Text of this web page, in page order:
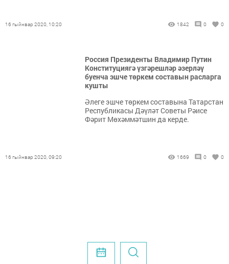
16 гыйнвар 2020, 10:20 1842 0 0
Россия Президенты Владимир Путин
Конституциягә үзгәрешләр әзерләү
буенча эшче төркем составын расларга
кушты
Әлеге эшче төркем составына Татарстан
Республикасы Дәүләт Советы Рәисе
Фәрит Мөхәммәтшин да керде.
16 гыйнвар 2020, 09:20 1669 0 0